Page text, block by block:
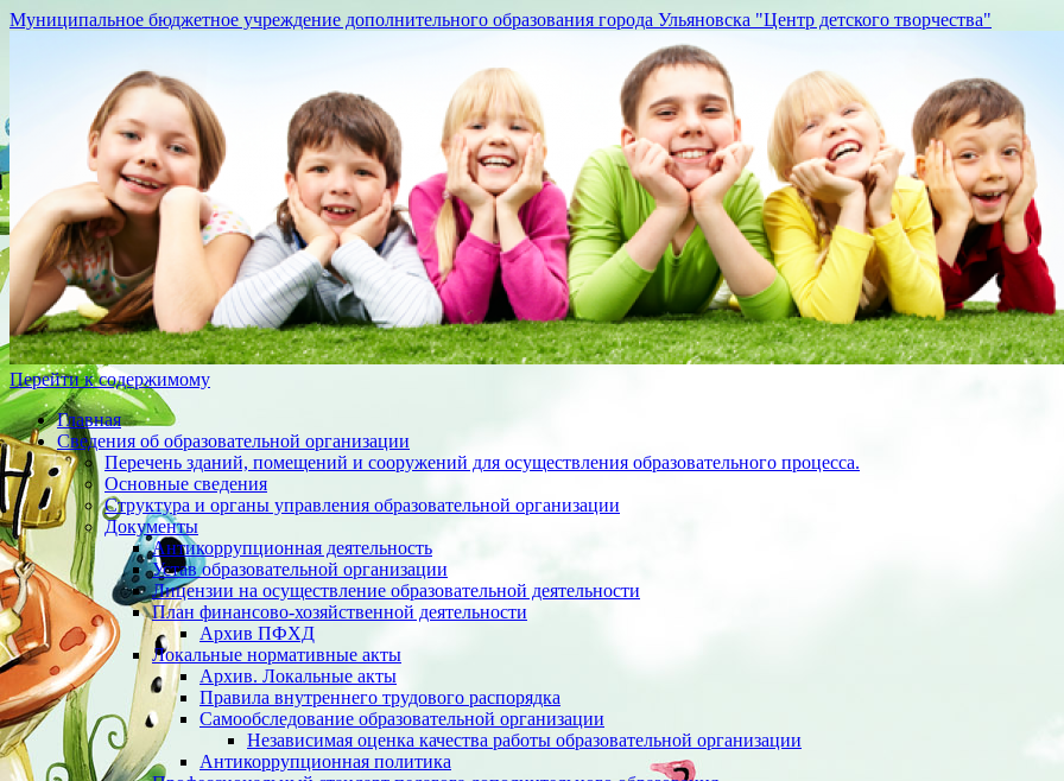
Муниципальное бюджетное учреждение дополнительного образования города Ульяновска "Центр детского творчества"
Перейти к содержимому
Главная
Сведения об образовательной организации
Перечень зданий, помещений и сооружений для осуществления образовательного процесса.
Основные сведения
Структура и органы управления образовательной организации
Документы
Антикоррупционная деятельность
Устав образовательной организации
Лицензии на осуществление образовательной деятельности
План финансово-хозяйственной деятельности
Архив ПФХД
Локальные нормативные акты
Архив. Локальные акты
Правила внутреннего трудового распорядка
Cамообследование образовательной организации
Независимая оценка качества работы образовательной организации
Антикоррупционная политика